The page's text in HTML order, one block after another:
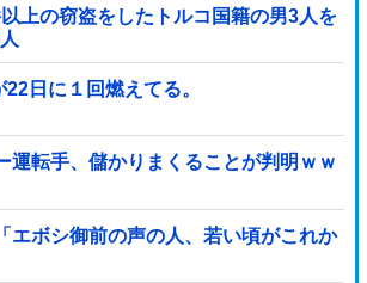
以上の窃盗をしたトルコ国籍の男3人を
人
日に１回燃えてる。
運転手、儲かりまくることが判明ｗｗ
エボシ御前の声の人、若い頃がこれか